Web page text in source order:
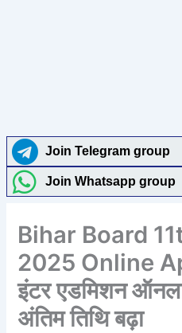
Join Telegram group
Join Whatsapp group
Bihar Board
2025 Online
इंटर एडमिशन
अंतिम तिथि बढ़ा